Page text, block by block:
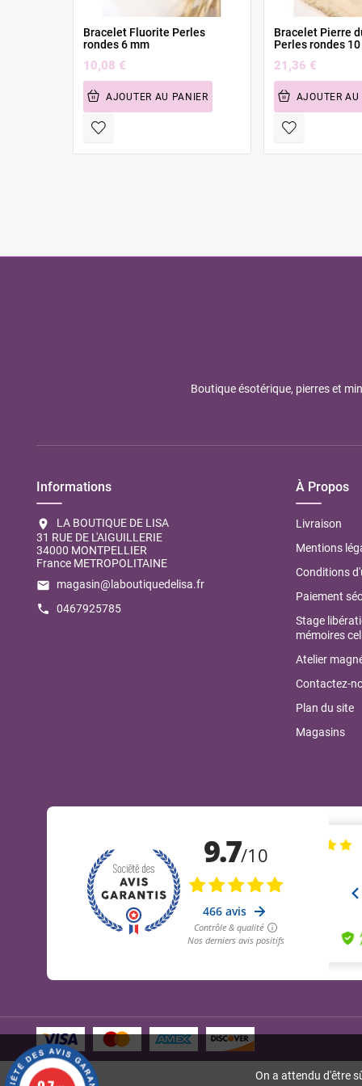
On a attendu d'être
Bracelet Fluorite Perles
rondes 6 mm
10,08 €
AJOUTER AU PANIER
Bracelet Pierre
Perles rondes
21,36 €
AJOUTER AU
Boutique ésotérique, pierres et
Informations
location_on
LA BOUTIQUE DE LISA
31 RUE DE L'AIGUILLERIE
34000 MONTPELLIER
France METROPOLITAINE
email magasin@laboutiquedelisa.fr
call 0467925785
À Propos
Livraison
Mentions
Conditions
Paiement
Stage
mémoires
Atelier
Contactez-
Plan du site
Magasins